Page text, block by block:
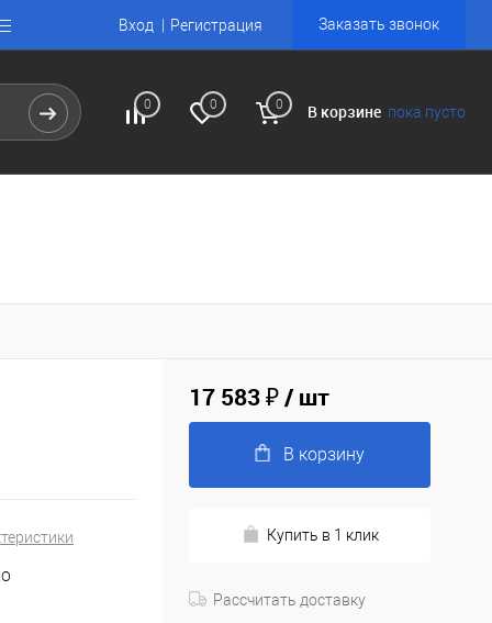
Вход Регистрация Заказать звонок
0 0 0 В корзине пока пусто
17 583 ₽/ шт
В корзину
Купить в 1 клик
Рассчитать доставку